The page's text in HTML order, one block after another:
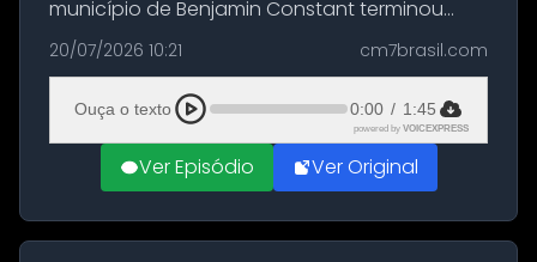
município de Benjamin Constant terminou
com a apreensão de aproximadamente 115
quilos de entorpecentes em uma
embarcação atracada no porto da cidade. O
materia...
20/07/2026 10:21 cm7brasil.com
Ouça o texto 0:00 / 1:45
powered by VOICEXPRESS
Ver Episódio Ver Original